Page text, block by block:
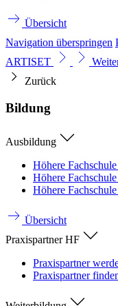
Übersicht
Navigation überspringen
ARTISET
Zurück
Bildung
Ausbildung
Höhere
Höhere
Höhere
Übersicht
Praxispartner HF
Praxispartner
Praxispartner